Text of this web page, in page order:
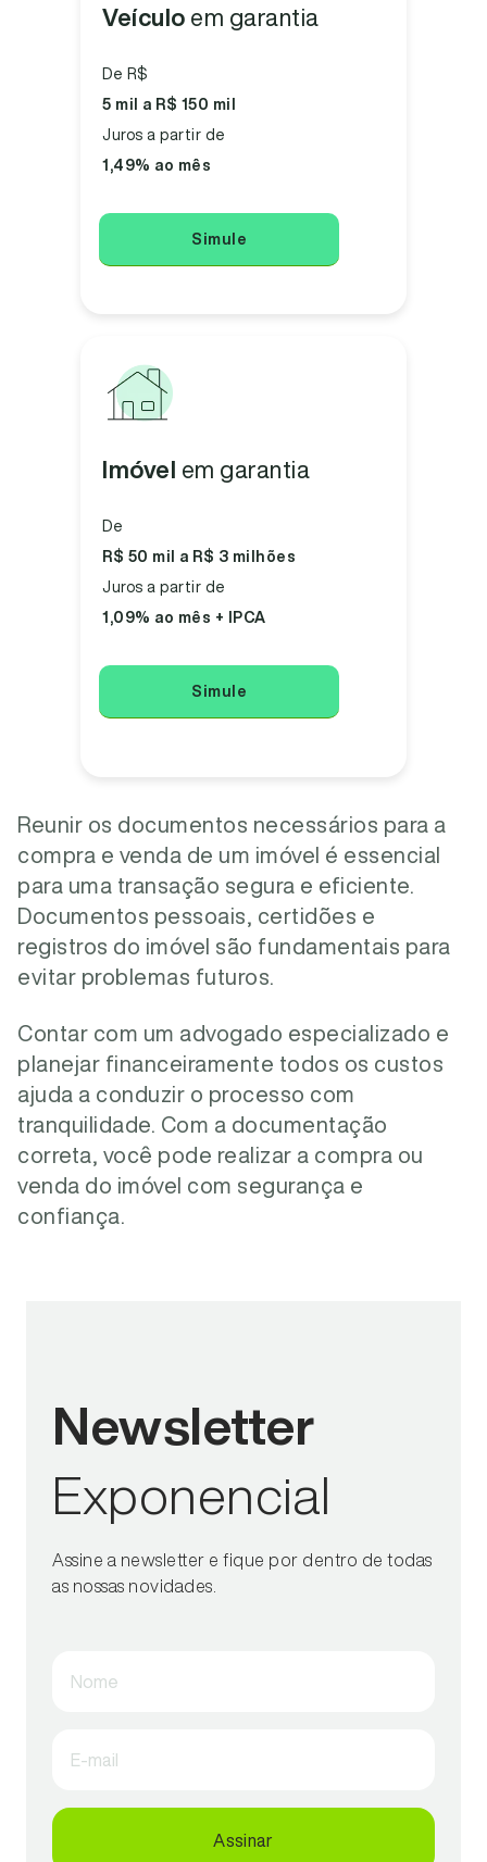
Veículo em garantia
De R$
5 mil a R$ 150 mil
Juros a partir de
1,49% ao mês
Simule
Imóvel em garantia
De
R$ 50 mil a R$ 3 milhões
Juros a partir de
1,09% ao mês + IPCA
Simule
Reunir os documentos necessários para a
compra e venda de um imóvel é essencial
para uma transação segura e eficiente.
Documentos pessoais, certidões e
registros do imóvel são fundamentais para
evitar problemas futuros.
Contar com um advogado especializado e
planejar financeiramente todos os custos
ajuda a conduzir o processo com
tranquilidade. Com a documentação
correta, você pode realizar a compra ou
venda do imóvel com segurança e
confiança.
Newsletter
Exponencial
Assine a newsletter e fique por dentro de todas
as nossas novidades.
Nome
E-mail
Assinar